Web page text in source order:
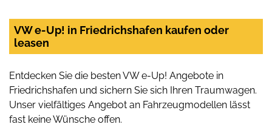
VW e-Up! in Friedrichshafen kaufen oder
leasen
Entdecken Sie die besten VW e-Up! Angebote in
Friedrichshafen und sichern Sie sich Ihren Traumwagen.
Unser vielfältiges Angebot an Fahrzeugmodellen lässt
fast keine Wünsche offen.